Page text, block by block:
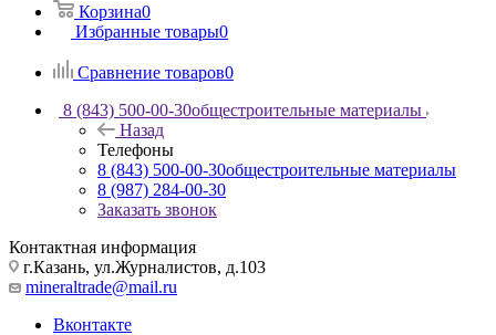
Корзина0
Избранные товары0
Сравнение товаров0
8 (843) 500-00-30общестроительные материалы
Назад
Телефоны
8 (843) 500-00-30общестроительные материалы
8 (987) 284-00-30
Заказать звонок
Контактная информация
г.Казань, ул.Журналистов, д.103
mineraltrade@mail.ru
Вконтакте